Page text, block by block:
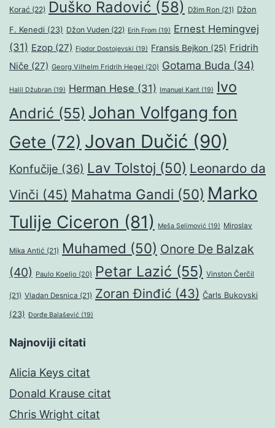
Korać (22) Duško Radović (58) Džim Ron (21) Džon
F. Kenedi (23) Džon Vuden (22) Erih From (19) Ernest Hemingvej
(31) Ezop (27) Fjodor Dostojevski (19) Fransis Bejkon (25) Fridrih
Niče (27) Georg Vilhelm Fridrih Hegel (20) Gotama Buda (34)
Halil Džubran (19) Herman Hese (31) Imanuel Kant (19)
Ivo
Andrić (55) Johan Volfgang fon
Gete (72) Jovan Dučić (90)
Konfučije (36) Lav Tolstoj (50) Leonardo da
Vinči (45) Mahatma Gandi (50) Marko
Tulije Ciceron (81) Meša Selimović (19) Miroslav
Mika Antić (21) Muhamed (50) Onore De Balzak
(40) Paulo Koeljo (20) Petar Lazić (55) Vinston Čerčil
(21) Vladan Desnica (21) Zoran Đinđić (43) Čarls Bukovski
(23) Đorđe Balašević (19)
Najnoviji citati
Alicia Keys citat
Donald Krause citat
Chris Wright citat